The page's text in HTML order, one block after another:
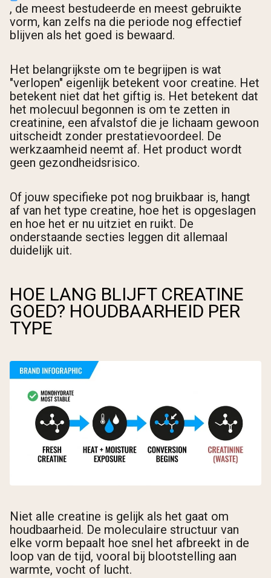
, de meest bestudeerde en meest gebruikte
vorm, kan zelfs na die periode nog effectief
blijven als het goed is bewaard.
Het belangrijkste om te begrijpen is wat
"verlopen" eigenlijk betekent voor creatine. Het
betekent niet dat het giftig is. Het betekent dat
het molecuul begonnen is om te zetten in
creatinine, een afvalstof die je lichaam gewoon
uitscheidt zonder prestatievoordeel. De
werkzaamheid neemt af. Het product wordt
geen gezondheidsrisico.
Of jouw specifieke pot nog bruikbaar is, hangt
af van het type creatine, hoe het is opgeslagen
en hoe het er nu uitziet en ruikt. De
onderstaande secties leggen dit allemaal
duidelijk uit.
HOE LANG BLIJFT CREATINE
GOED? HOUDBAARHEID PER
TYPE
Niet alle creatine is gelijk als het gaat om
houdbaarheid. De moleculaire structuur van
elke vorm bepaalt hoe snel het afbreekt in de
loop van de tijd, vooral bij blootstelling aan
warmte, vocht of lucht.